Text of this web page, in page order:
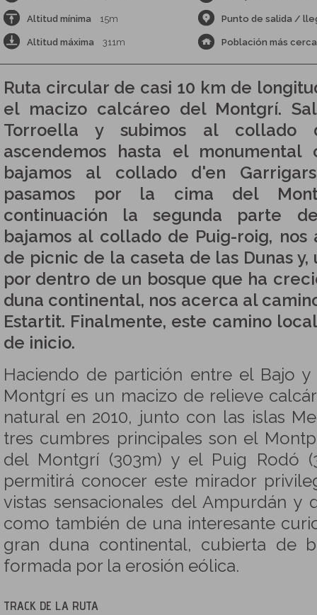
Altitud mínima 15m Punto de salida /
Altitud máxima 311m Población más
Ruta circular de casi 10 km de
el macizo calcáreo del Montgrí.
Torroella y subimos al collado
ascendemos hasta el
bajamos al collado d'en
pasamos por la cima del
continuación la segunda parte
bajamos al collado de Puig-roig, nos
de picnic de la caseta de las Dunas
por dentro de un bosque que ha
duna continental, nos acerca al
Estartit. Finalmente, este camino
de inicio.
Haciendo de partición entre el Bajo
Montgrí es un macizo de relieve
natural en 2010, junto con las islas
tres cumbres principales son el
del Montgrí (303m) y el Puig Rodó
permitirá conocer este mirador
vistas sensacionales del Ampurdán y
como también de una interesante
gran duna continental, cubierta de
formada por la erosión eólica.
TRACK DE LA RUTA